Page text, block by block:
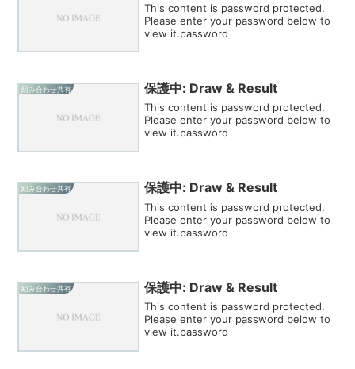
This content is password protected.
Please enter your password below to
view it.password
組み合わせ共有 保護中: Draw & Result
This content is password protected.
Please enter your password below to
view it.password
組み合わせ共有 保護中: Draw & Result
This content is password protected.
Please enter your password below to
view it.password
組み合わせ共有 保護中: Draw & Result
This content is password protected.
Please enter your password below to
view it.password